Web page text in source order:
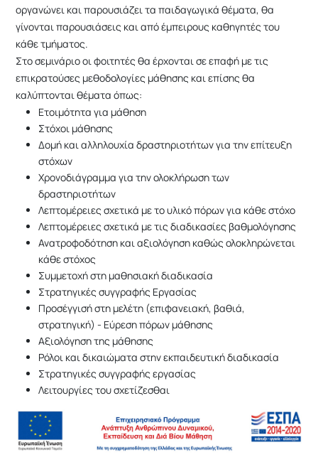
οργανώνει και παρουσιάζει τα παιδαγωγικά θέματα, θα
γίνονται παρουσιάσεις και από έμπειρους καθηγητές του
κάθε τμήματος.
Στο σεμινάριο οι φοιτητές θα έρχονται σε επαφή με τις
επικρατούσες μεθοδολογίες μάθησης και επίσης θα
καλύπτονται θέματα όπως:
Ετοιμότητα για μάθηση
Στόχοι μάθησης
Δομή και αλληλουχία δραστηριοτήτων για την επίτευξη
στόχων
Χρονοδιάγραμμα για την ολοκλήρωση των
δραστηριοτήτων
Λεπτομέρειες σχετικά με το υλικό πόρων για κάθε στόχο
Λεπτομέρειες σχετικά με τις διαδικασίες βαθμολόγησης
Ανατροφοδότηση και αξιολόγηση καθώς ολοκληρώνεται
κάθε στόχος
Συμμετοχή στη μαθησιακή διαδικασία
Στρατηγικές συγγραφής Εργασίας
Προσέγγισή στη μελέτη (επιφανειακή, βαθιά,
στρατηγική) - Εύρεση πόρων μάθησης
Αξιολόγηση της μάθησης
Ρόλοι και δικαιώματα στην εκπαιδευτική διαδικασία
Στρατηγικές συγγραφής εργασίας
Λειτουργίες του σχετίζεσθαι